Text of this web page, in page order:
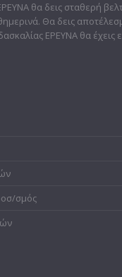
θα δεις σταθερή
Θα δεις
ΕΡΕΥΝΑ θα έχεις
σμός